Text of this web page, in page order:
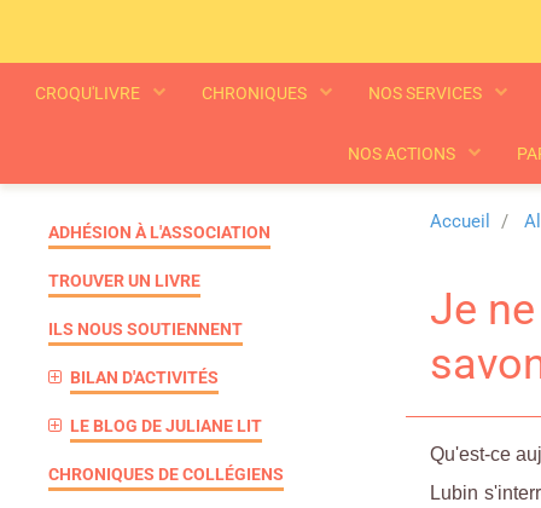
CROQU'LIVRE CHRONIQUES NOS SERVICES
NOS ACTIONS
Accueil
Je
Qu'est-ce
Lubin
ADHÉSION À L'ASSOCIATION
TROUVER UN LIVRE
ILS NOUS SOUTIENNENT
BILAN D'ACTIVITÉS
LE BLOG DE JULIANE LIT
CHRONIQUES DE COLLÉGIENS